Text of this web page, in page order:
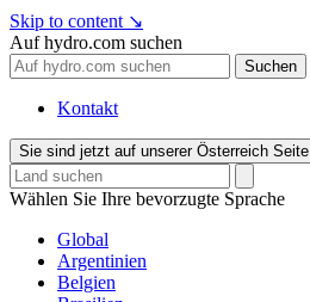
Skip to content ↘
Auf hydro.com suchen
Suchen
Kontakt
Sie sind jetzt auf unserer Österreich Seite
Wählen Sie Ihre bevorzugte Sprache
Global
Argentinien
Belgien